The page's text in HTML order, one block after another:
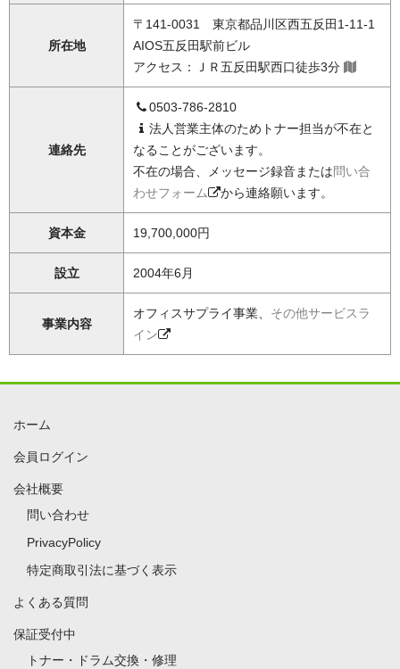
所在地
〒141-0031 東京都品川区西五反田1-11-1
AIOS五反田駅前ビル
アクセス：ＪＲ五反田駅西口徒歩3分
連絡先
0503-786-2810
法人営業主体のためトナー担当が不在と
なることがございます。
不在の場合、メッセージ録音または問い合
わせフォーム
から連絡願います。
資本金 19,700,000円
設立 2004年6月
事業内容
オフィスサプライ事業、 その他サービスラ
イン
ホーム
会員ログイン
会社概要
問い合わせ
PrivacyPolicy
特定商取引法に基づく表示
よくある質問
保証受付中
トナー・ドラム交換・修理